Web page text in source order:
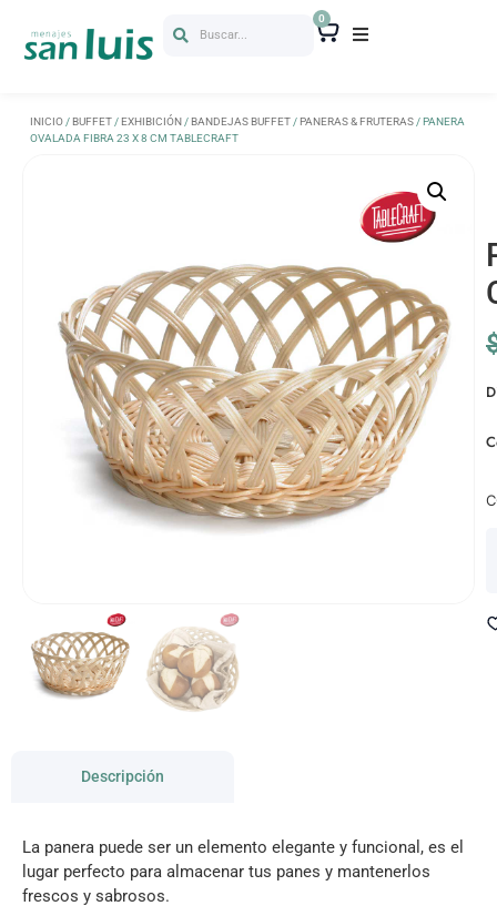
Buscar...
0
INICIO /BUFFET /EXHIBICIÓN /BANDEJAS BUFFET /PANERAS & FRUTERAS / PANERA
OVALADA FIBRA 23 X 8 CM TABLECRAFT
Descripción
La panera puede ser un elemento elegante y funcional, es el
lugar perfecto para almacenar tus panes y mantenerlos
frescos y sabrosos.